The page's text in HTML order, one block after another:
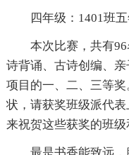
四年级：1401班
本次比赛，共有
诗背诵、古诗创编、
项目的一、二、三等
状，请获奖班级派代
来祝贺这些获奖的班级